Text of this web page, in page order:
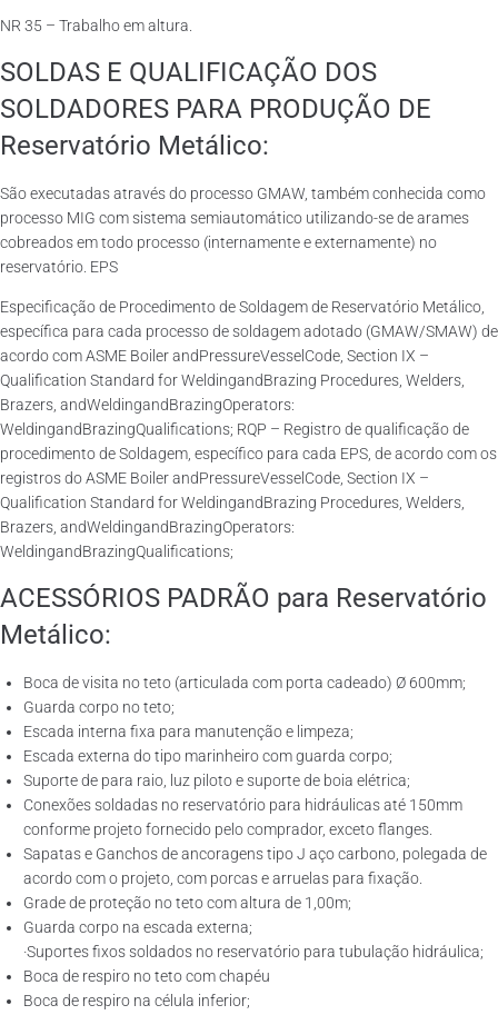
NR 35 – Trabalho em altura.
SOLDAS E QUALIFICAÇÃO DOS
SOLDADORES PARA PRODUÇÃO DE
Reservatório Metálico:
São executadas através do processo GMAW, também conhecida como
processo MIG com sistema semiautomático utilizando-se de arames
cobreados em todo processo (internamente e externamente) no
reservatório. EPS
Especificação de Procedimento de Soldagem de Reservatório Metálico,
específica para cada processo de soldagem adotado (GMAW/SMAW) de
acordo com ASME Boiler andPressureVesselCode, Section IX –
Qualification Standard for WeldingandBrazing Procedures, Welders,
Brazers, andWeldingandBrazingOperators:
WeldingandBrazingQualifications; RQP – Registro de qualificação de
procedimento de Soldagem, específico para cada EPS, de acordo com os
registros do ASME Boiler andPressureVesselCode, Section IX –
Qualification Standard for WeldingandBrazing Procedures, Welders,
Brazers, andWeldingandBrazingOperators:
WeldingandBrazingQualifications;
ACESSÓRIOS PADRÃO para Reservatório
Metálico:
Boca de visita no teto (articulada com porta cadeado) Ø 600mm;
Guarda corpo no teto;
Escada interna fixa para manutenção e limpeza;
Escada externa do tipo marinheiro com guarda corpo;
Suporte de para raio, luz piloto e suporte de boia elétrica;
Conexões soldadas no reservatório para hidráulicas até 150mm
conforme projeto fornecido pelo comprador, exceto flanges.
Sapatas e Ganchos de ancoragens tipo J aço carbono, polegada de
acordo com o projeto, com porcas e arruelas para fixação.
Grade de proteção no teto com altura de 1,00m;
Guarda corpo na escada externa;
·Suportes fixos soldados no reservatório para tubulação hidráulica;
Boca de respiro no teto com chapéu
Boca de respiro na célula inferior;